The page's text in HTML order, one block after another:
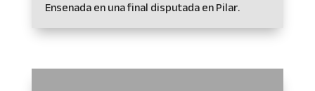
Ensenada en una final disputada en Pilar.